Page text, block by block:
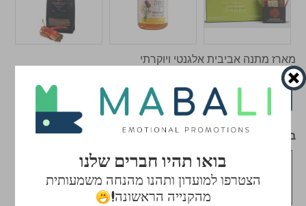
מארז מתנה אביבית אלגנטי ויוקרתי
תאור סרטוני הדרכה
בחר צבע
בואו תהיו חברים שלנו
הצטרפו למועדון ותהנו מהנחה משמעותית
מהקנייה הראשונה!